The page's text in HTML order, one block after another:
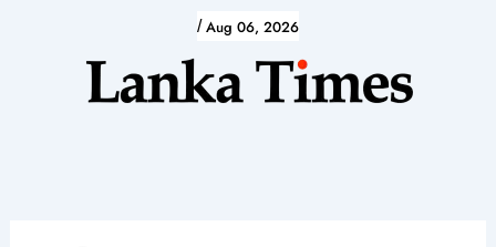
/ Aug 06, 2026